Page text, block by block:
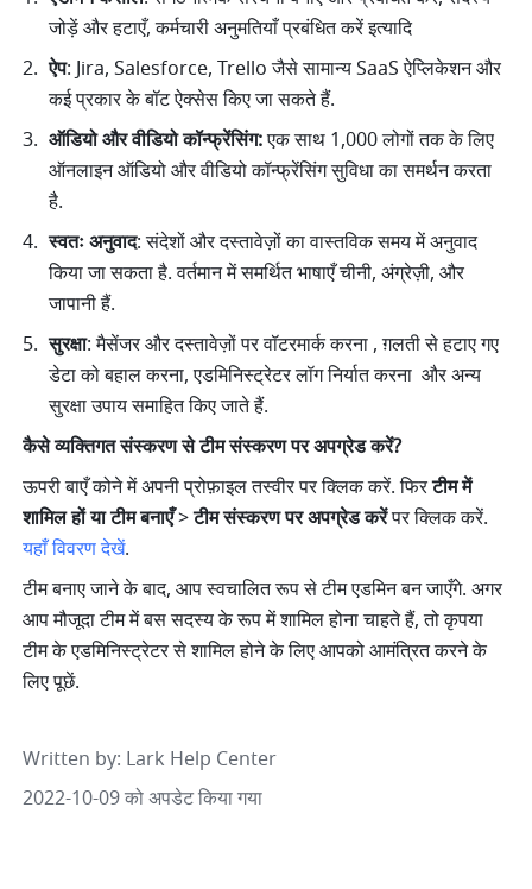
जोड़ें और हटाएँ, कर्मचारी अनुमतियाँ प्रबंधित करें इत्यादि
ऐप: Jira, Salesforce, Trello जैसे सामान्य SaaS ऐप्लिकेशन और
कई प्रकार के बॉट ऐक्सेस किए जा सकते हैं.
ऑडियो और वीडियो कॉन्फ्रेंसिंग: एक साथ 1,000 लोगों तक के लिए
ऑनलाइन ऑडियो और वीडियो कॉन्फ्रेंसिंग सुविधा का समर्थन करता
है.
स्वतः अनुवाद: संदेशों और दस्तावेज़ों का वास्तविक समय में अनुवाद
किया जा सकता है. वर्तमान में समर्थित भाषाएँ चीनी, अंग्रेज़ी, और
जापानी हैं.
सुरक्षा: मैसेंजर और दस्तावेज़ों पर वॉटरमार्क करना , ग़लती से हटाए गए
डेटा को बहाल करना, एडमिनिस्ट्रेटर लॉग निर्यात करना  और अन्य
सुरक्षा उपाय समाहित किए जाते हैं.
कैसे व्यक्तिगत संस्करण से टीम संस्करण पर अपग्रेड करें?
ऊपरी बाएँ कोने में अपनी प्रोफ़ाइल तस्वीर पर क्लिक करें. फिर टीम में
शामिल हों या टीम बनाएँ > टीम संस्करण पर अपग्रेड करें पर क्लिक करें.
यहाँ विवरण देखें.
टीम बनाए जाने के बाद, आप स्वचालित रूप से टीम एडमिन बन जाएँगे. अगर
आप मौजूदा टीम में बस सदस्य के रूप में शामिल होना चाहते हैं, तो कृपया
टीम के एडमिनिस्ट्रेटर से शामिल होने के लिए आपको आमंत्रित करने के
लिए पूछें.
Written by: Lark Help Center
2022-10-09 को अपडेट किया गया